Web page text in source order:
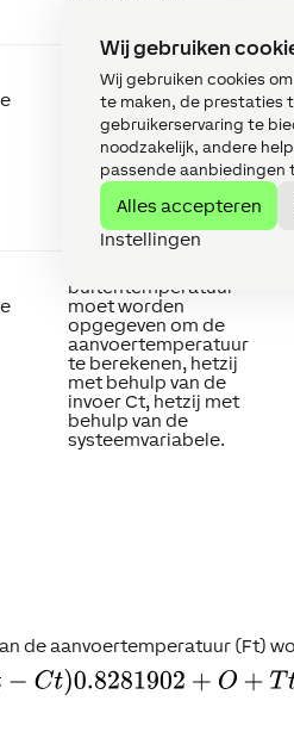
Wij gebruiken
Wij gebruiken cookies
te maken, de prestaties
gebruikerservaring te
noodzakelijk, andere
passende aanbiedingen
Alles accepteren
Instellingen
buitentemperatuur
moet worden
opgegeven om de
aanvoertemperatuur
te berekenen, hetzij
met behulp van de
invoer Ct, hetzij met
behulp van de
systeemvariabele.
buitentemperatuur
moet worden
opgegeven om de
aanvoertemperatuur
te berekenen, hetzij
met behulp van de
invoer Ct, hetzij met
behulp van de
systeemvariabele.
de aanvoertemperatuur (Ft)